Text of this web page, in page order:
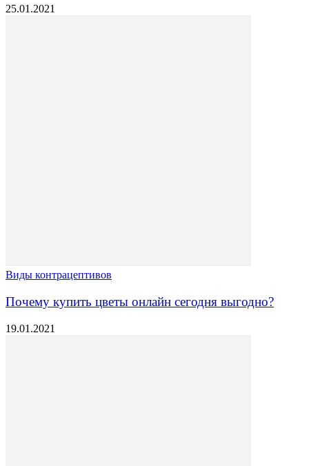
25.01.2021
Виды контрацептивов
Почему купить цветы онлайн сегодня выгодно?
19.01.2021